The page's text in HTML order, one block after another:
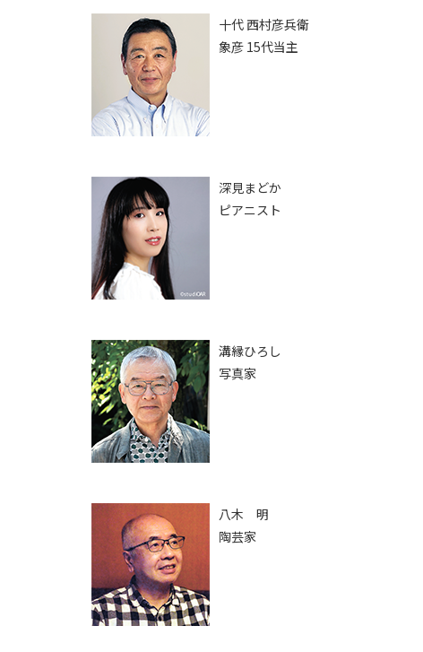
十代 西村彦兵衛
象彦 15代当主
深見まどか
ピアニスト
溝縁ひろし
写真家
八木 明
陶芸家